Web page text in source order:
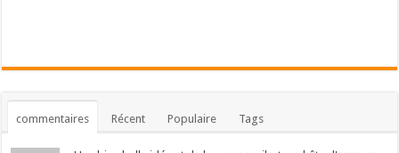
commentaires Récent Populaire Tags